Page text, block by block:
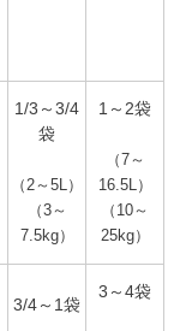
1/3～3/4
袋
（2～5L）
（3～
7.5kg）
1～2袋
（7～
16.5L）
（10～
25kg）
3/4～1袋
3～4袋